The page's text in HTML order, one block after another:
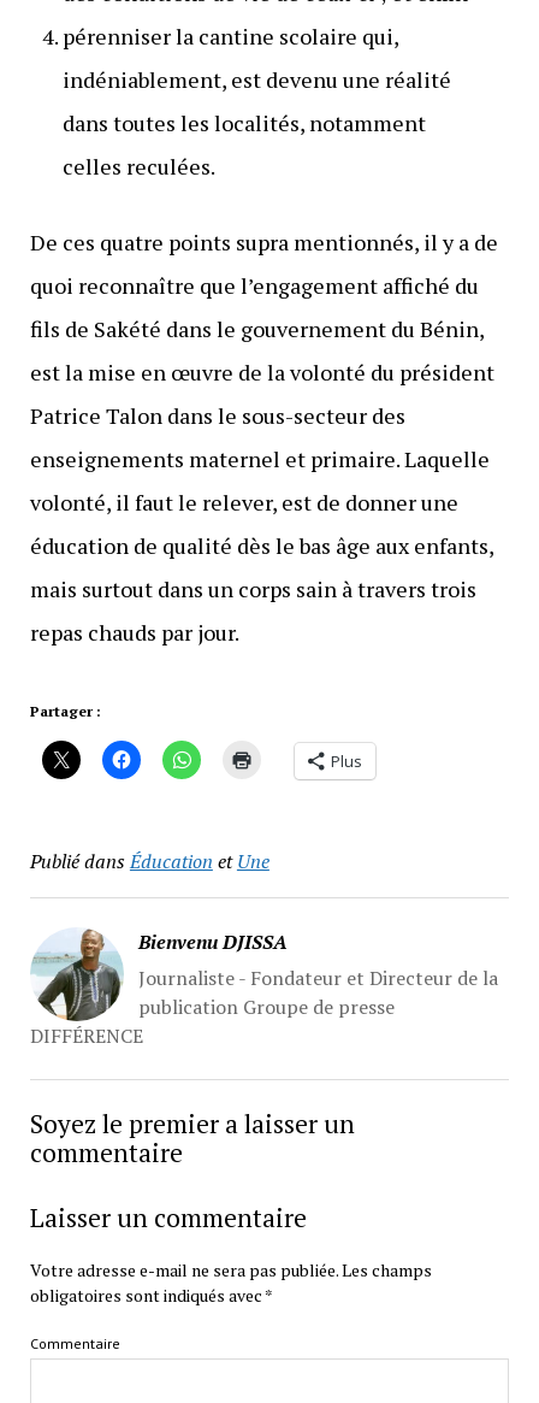
pérenniser la cantine scolaire qui,
indéniablement, est devenu une réalité
dans toutes les localités, notamment
celles reculées.
De ces quatre points supra mentionnés, il y a de
quoi reconnaître que l’engagement affiché du
fils de Sakété dans le gouvernement du Bénin,
est la mise en œuvre de la volonté du président
Patrice Talon dans le sous-secteur des
enseignements maternel et primaire. Laquelle
volonté, il faut le relever, est de donner une
éducation de qualité dès le bas âge aux enfants,
mais surtout dans un corps sain à travers trois
repas chauds par jour.
Partager :
Plus
Publié dansÉducation etUne
Bienvenu DJISSA
Journaliste - Fondateur et Directeur de la
publication Groupe de presse
DIFFÉRENCE
Soyez le premier a laisser un
commentaire
Laisser un commentaire
Votre adresse e-mail ne sera pas publiée.Les champs
obligatoires sont indiqués avec *
Commentaire